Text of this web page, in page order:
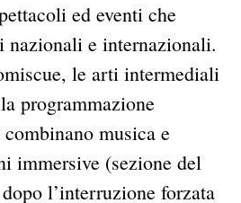
ed eventi che
nazionali e internazionali.
le arti intermediali
programmazione
musica e
immersive (sezione del
l’interruzione forzata